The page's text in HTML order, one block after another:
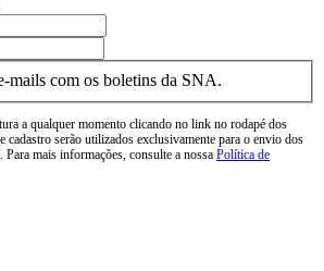
mails com os boletins da SNA.
a qualquer momento clicando no link no rodapé dos
cadastro serão utilizados exclusivamente para o envio dos
mais informações, consulte a nossa Política de